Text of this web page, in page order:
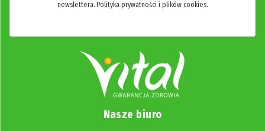
newslettera. Polityka prywatności i plików cookies.
Nasze biuro